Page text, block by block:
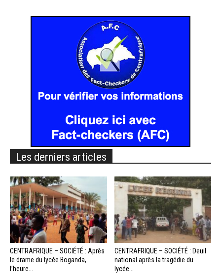
Les derniers articles
CENTRAFRIQUE – SOCIÉTÉ : Après
le drame du lycée Boganda,
l’heure...
CENTRAFRIQUE – SOCIÉTÉ : Deuil
national après la tragédie du
lycée...